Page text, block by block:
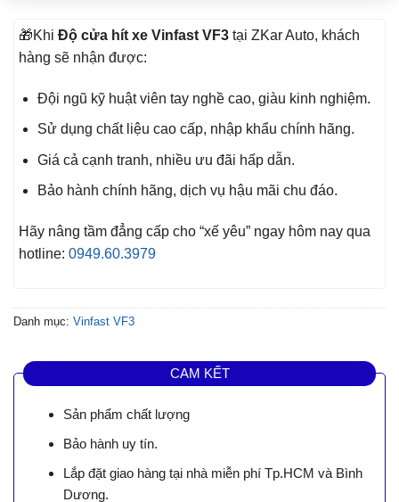
🎁Khi Độ cửa hít xe Vinfast VF3 tại ZKar Auto, khách
hàng sẽ nhận được:
Đội ngũ kỹ huật viên tay nghề cao, giàu kinh nghiệm.
Sử dụng chất liệu cao cấp, nhập khẩu chính hãng.
Giá cả cạnh tranh, nhiều ưu đãi hấp dẫn.
Bảo hành chính hãng, dịch vụ hậu mãi chu đáo.
Hãy nâng tầm đẳng cấp cho “xế yêu” ngay hôm nay qua
hotline: 0949.60.3979
Danh mục: Vinfast VF3
CAM KẾT
Sản phẩm chất lượng
Bảo hành uy tín.
Lắp đặt giao hàng tại nhà miễn phí Tp.HCM và Bình
Dương.